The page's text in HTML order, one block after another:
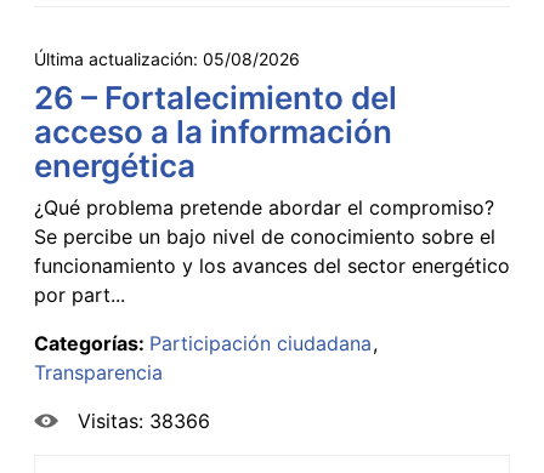
Última actualización: 05/08/2026
26 – Fortalecimiento del
acceso a la información
energética
¿Qué problema pretende abordar el compromiso?
Se percibe un bajo nivel de conocimiento sobre el
funcionamiento y los avances del sector energético
por part...
Categorías: Participación ciudadana
Transparencia
Visitas: 38366